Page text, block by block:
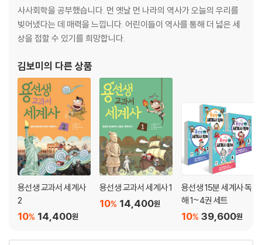
사사회학을 공부했습니다. 먼 옛날 먼 나라의 역사가 오늘의 우리를
빚어냈다는 데 매력을 느낍니다. 어린이들이 역사를 통해 더 넓은 세
상을 접할 수 있기를 희망합니다.
김보미 의 다른 상품
용선생 교과서 세계사
2
14,400원
10%
용선생 교과서 세계사 1
14,400원
10%
용선생 15분 세계사 독
해 1~4권 세트
39,600원
10%